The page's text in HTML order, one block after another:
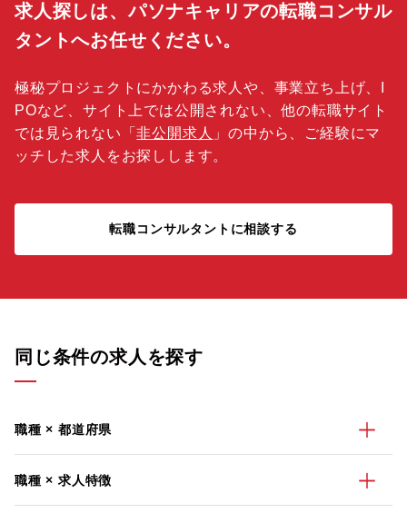
求人探しは、パソナキャリアの転職コンサル
タントへお任せください。
極秘プロジェクトにかかわる求人や、事業立ち上げ、I
POなど、サイト上では公開されない、他の転職サイト
では見られない「非公開求人 」の中から、ご経験にマ
ッチした求人をお探しします。
転職コンサルタントに相談する
同じ条件の求人を探す
職種 × 都道府県
職種 × 求人特徴